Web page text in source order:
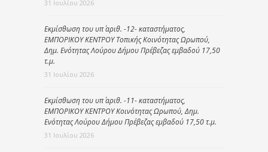
31 Ιουλίου 2026
Εκμίσθωση του υπ΄ αριθ. -12- καταστήματος,
ΕΜΠΟΡΙΚΟΥ ΚΕΝΤΡΟΥ Τοπικής Κοινότητας Ωρωπού,
Δημ. Ενότητας Λούρου Δήμου Πρέβεζας εμβαδού 17,50
τ.μ.
31 Ιουλίου 2026
Εκμίσθωση του υπ΄ αριθ. -11- καταστήματος,
ΕΜΠΟΡΙΚΟΥ ΚΕΝΤΡΟΥ Κοινότητας Ωρωπού, Δημ.
Ενότητας Λούρου Δήμου Πρέβεζας εμβαδού 17,50 τ.μ.
31 Ιουλίου 2026